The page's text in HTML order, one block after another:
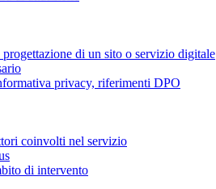
di un sito o servizio digitale
privacy, riferimenti DPO
coinvolti nel servizio
di intervento